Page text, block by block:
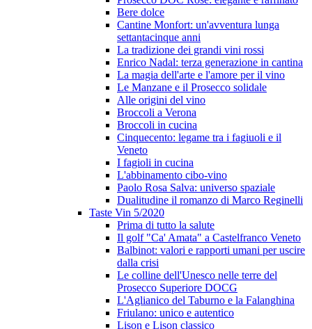
Bere dolce
Cantine Monfort: un'avventura lunga
settantacinque anni
La tradizione dei grandi vini rossi
Enrico Nadal: terza generazione in cantina
La magia dell'arte e l'amore per il vino
Le Manzane e il Prosecco solidale
Alle origini del vino
Broccoli a Verona
Broccoli in cucina
Cinquecento: legame tra i fagiuoli e il
Veneto
I fagioli in cucina
L'abbinamento cibo-vino
Paolo Rosa Salva: universo spaziale
Dualitudine il romanzo di Marco Reginelli
Taste Vin 5/2020
Prima di tutto la salute
Il golf "Ca' Amata" a Castelfranco Veneto
Balbinot: valori e rapporti umani per uscire
dalla crisi
Le colline dell'Unesco nelle terre del
Prosecco Superiore DOCG
L'Aglianico del Taburno e la Falanghina
Friulano: unico e autentico
Lison e Lison classico